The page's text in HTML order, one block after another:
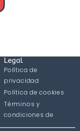
Legal
Política de
privacidad
Política de cookies
Términos y
condiciones de
compra